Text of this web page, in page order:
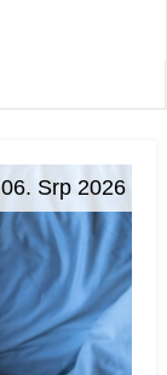
06. Srp 2026